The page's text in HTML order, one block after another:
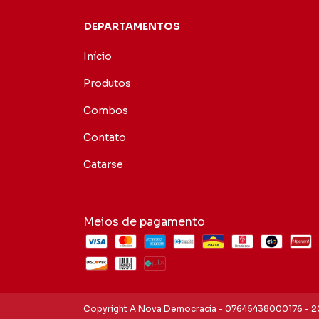
DEPARTAMENTOS
Início
Produtos
Combos
Contato
Catarse
Meios de pagamento
Copyright A Nova Democracia - 07645438000176 -